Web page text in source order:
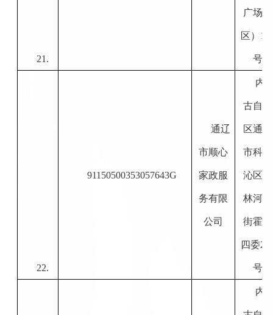
21.
广场北
区）
号
22.
91150500353057643G
通辽
市顺心
家政服
务有限
公司
内
古自治
区通辽
市科尔
沁区霍
林河大
街霍林
四委
号
内